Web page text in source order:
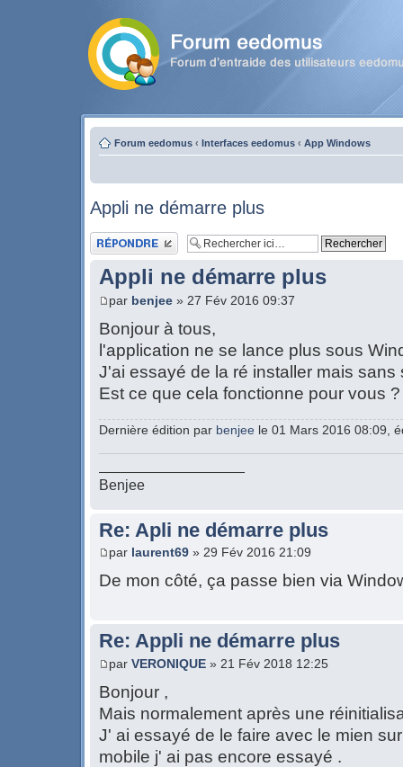
Forum eedomus ‹ Interfaces eedomus ‹ App Windows
Appli ne démarre plus
Publier une réponse
Appli ne démarre plus
par benjee » 27 Fév 2016 09:37
Bonjour à tous,
l'application ne se lance plus sous
J'ai essayé de la ré installer mais sans
Est ce que cela fonctionne pour vous ?
Dernière édition par benjee le 01 Mars 2016 08:09,
Benjee
Re: Apli ne démarre plus
par laurent69 » 29 Fév 2016 21:09
De mon côté, ça passe bien via
Re: Appli ne démarre plus
par VERONIQUE » 21 Fév 2018 12:25
Bonjour ,
Mais normalement après une
J' ai essayé de le faire avec le mien
mobile j' ai pas encore essayé .